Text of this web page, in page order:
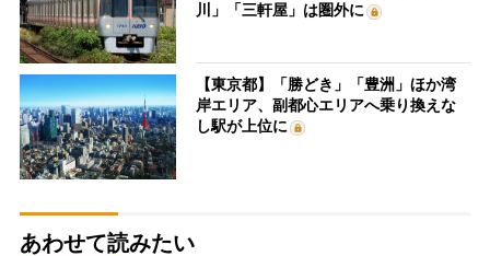
川」「三軒屋」は圏外に
【東京都】「勝どき」「豊洲」ほか湾
岸エリア、副都心エリアへ乗り換えな
し駅が上位に
あわせて読みたい